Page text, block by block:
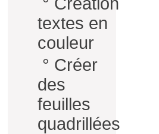
textes en
couleur
° Créer
des
feuilles
quadrillées